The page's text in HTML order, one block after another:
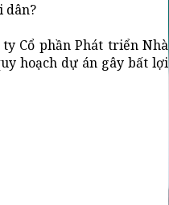
dân?
Cổ phần Phát triển Nhà
hoạch dự án gây bất lợi